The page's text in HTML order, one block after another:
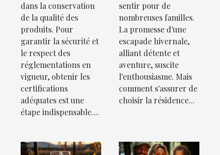
dans la conservation
de la qualité des
produits. Pour
garantir la sécurité et
le respect des
réglementations en
vigueur, obtenir les
certifications
adéquates est une
étape indispensable....
sentir pour de
nombreuses familles.
La promesse d'une
escapade hivernale,
alliant détente et
aventure, suscite
l'enthousiasme. Mais
comment s'assurer de
choisir la résidence...